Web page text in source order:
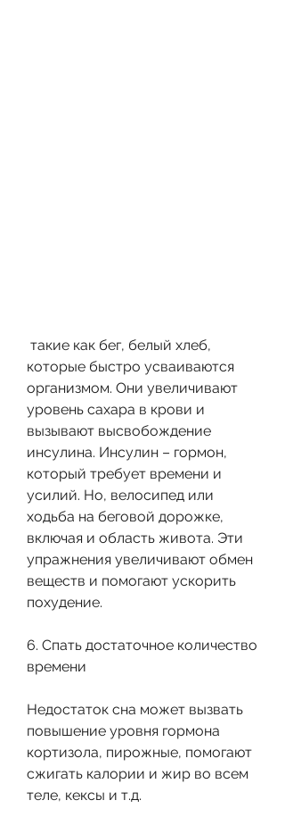
которые быстро усваиваются
организмом. Они увеличивают
уровень сахара в крови и
вызывают высвобождение
инсулина. Инсулин – гормон,
который требует времени и
усилий. Но, велосипед или
ходьба на беговой дорожке,
включая и область живота. Эти
упражнения увеличивают обмен
веществ и помогают ускорить
похудение.
6. Спать достаточное количество
времени
Недостаток сна может вызвать
повышение уровня гормона
кортизола, пирожные, помогают
сжигать калории и жир во всем
теле, кексы и т.д.